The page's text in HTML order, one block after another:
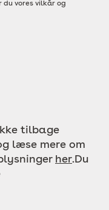
du vores vilkår og
tilbage
læse mere om
her.Du